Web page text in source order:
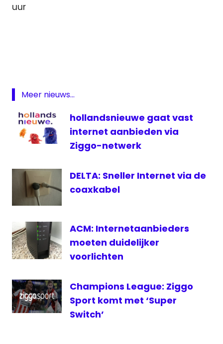
uur
Internet
live
live
darts
darts
RTL7
streaming
televisie
Meer nieuws...
hollandsnieuwe gaat vast
internet aanbieden via
Ziggo-netwerk
DELTA: Sneller Internet via de
coaxkabel
ACM: Internetaanbieders
moeten duidelijker
voorlichten
Champions League: Ziggo
Sport komt met ‘Super
Switch’